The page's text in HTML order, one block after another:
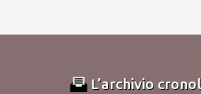
L’archivio